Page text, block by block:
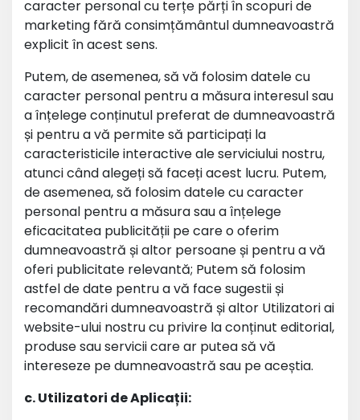
caracter personal cu terțe părți în scopuri de
marketing fără consimțământul dumneavoastră
explicit în acest sens.
Putem, de asemenea, să vă folosim datele cu
caracter personal pentru a măsura interesul sau
a înțelege conținutul preferat de dumneavoastră
și pentru a vă permite să participați la
caracteristicile interactive ale serviciului nostru,
atunci când alegeți să faceți acest lucru. Putem,
de asemenea, să folosim datele cu caracter
personal pentru a măsura sau a înțelege
eficacitatea publicității pe care o oferim
dumneavoastră și altor persoane și pentru a vă
oferi publicitate relevantă; Putem să folosim
astfel de date pentru a vă face sugestii și
recomandări dumneavoastră și altor Utilizatori ai
website-ului nostru cu privire la conținut editorial,
produse sau servicii care ar putea să vă
intereseze pe dumneavoastră sau pe aceștia.
c. Utilizatori de Aplicații: